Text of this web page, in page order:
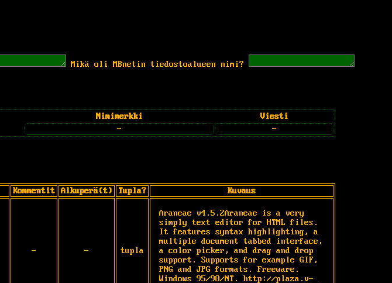
Mikä oli MBnetin tiedostoalueen nimi?
Nimimerkki
Viesti
- -
Kommentit Alkuperä(t) Tupla? Kuvaus
- - tupla
Araneae v4.5.2Araneae is a very
simply text editor for HTML files.
It features syntax highlighting, a
multiple document tabbed interface,
a color picker, and drag and drop
support. Supports for example GIF,
PNG and JPG formats. Freeware.
Windows 95/98/NT. http://plaza.v-